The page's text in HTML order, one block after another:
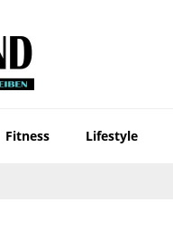
Fitness Lifestyle